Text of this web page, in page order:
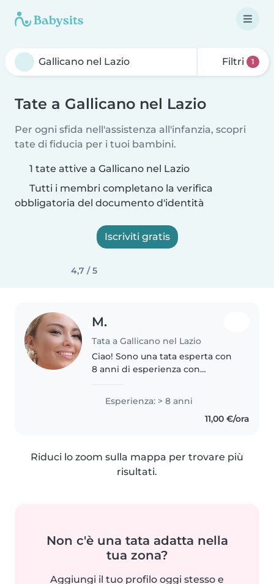
Filtri 1
Tate a Gallicano nel Lazio
Per ogni sfida nell'assistenza all'infanzia, scopri
tate di fiducia per i tuoi bambini.
1 tate attive a Gallicano nel Lazio
Tutti i membri completano la verifica
obbligatoria del documento d'identità
Iscriviti gratis
4,7 / 5
M.
Tata a Gallicano nel Lazio
Ciao! Sono una tata esperta con
8 anni di esperienza con
olandese, inglese, tedesco e
italiano. Mi occupo di bambini
con bisogni speciali, tra cui
Esperienza: > 8 anni
11,00 €/ora
Riduci lo zoom sulla mappa per trovare più
risultati.
Non c'è una tata adatta nella
tua zona?
Aggiungi il tuo profilo oggi stesso e